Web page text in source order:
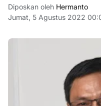
Diposkan oleh Hermanto
Jumat, 5 Agustus 2022